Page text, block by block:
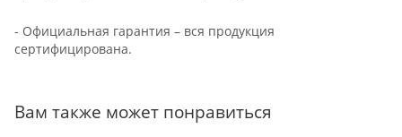
- Официальная гарантия – вся продукция
сертифицирована.
Вам также может понравиться